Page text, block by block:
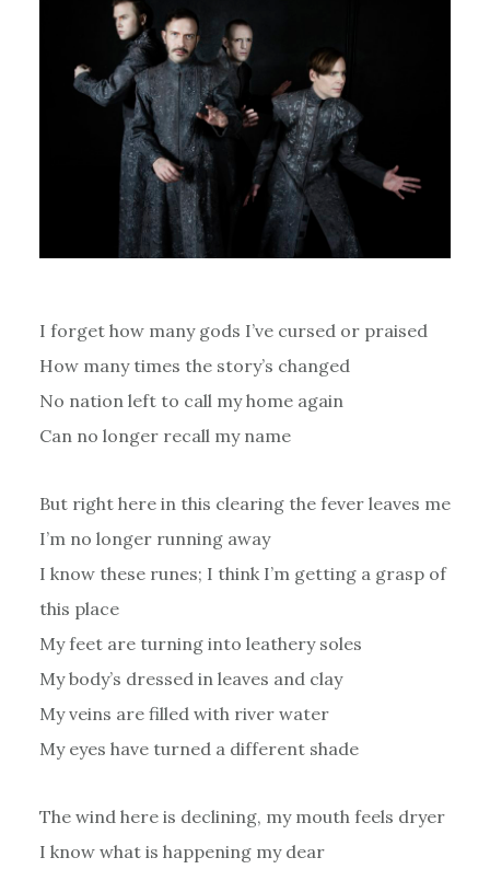
I forget how many gods I’ve cursed or praised
How many times the story’s changed
No nation left to call my home again
Can no longer recall my name
But right here in this clearing the fever leaves me
I’m no longer running away
I know these runes; I think I’m getting a grasp of
this place
My feet are turning into leathery soles
My body’s dressed in leaves and clay
My veins are filled with river water
My eyes have turned a different shade
The wind here is declining, my mouth feels dryer
I know what is happening my dear